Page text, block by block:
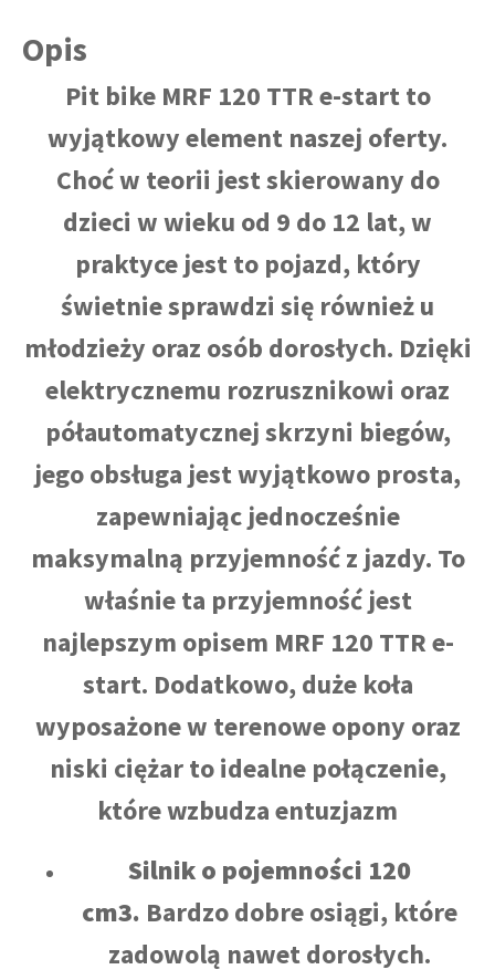
Opis
Pit bike MRF 120 TTR e-start to
wyjątkowy element naszej oferty.
Choć w teorii jest skierowany do
dzieci w wieku od 9 do 12 lat, w
praktyce jest to pojazd, który
świetnie sprawdzi się również u
młodzieży oraz osób dorosłych. Dzięki
elektrycznemu rozrusznikowi oraz
półautomatycznej skrzyni biegów,
jego obsługa jest wyjątkowo prosta,
zapewniając jednocześnie
maksymalną przyjemność z jazdy. To
właśnie ta przyjemność jest
najlepszym opisem MRF 120 TTR e-
start. Dodatkowo, duże koła
wyposażone w terenowe opony oraz
niski ciężar to idealne połączenie,
które wzbudza entuzjazm
Silnik o pojemności 120
cm3. Bardzo dobre osiągi, które
zadowolą nawet dorosłych.